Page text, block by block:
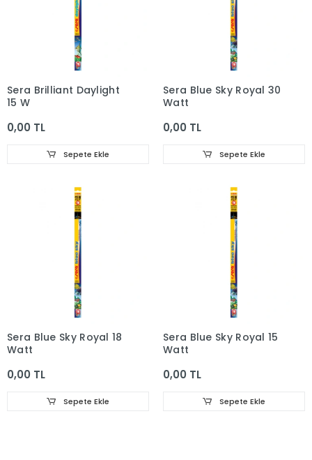
Sera Brilliant Daylight
15 W
0,00 TL
Sepete Ekle
Sera Blue Sky Royal 30
Watt
0,00 TL
Sepete Ekle
Sera Blue Sky Royal 18
Watt
0,00 TL
Sepete Ekle
Sera Blue Sky Royal 15
Watt
0,00 TL
Sepete Ekle